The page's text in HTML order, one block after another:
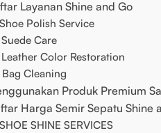
Layanan Shine and Go
Polish Service
Care
Color Restoration
Cleaning
Produk Premium
Harga Semir Sepatu Shine
SHINE SERVICES